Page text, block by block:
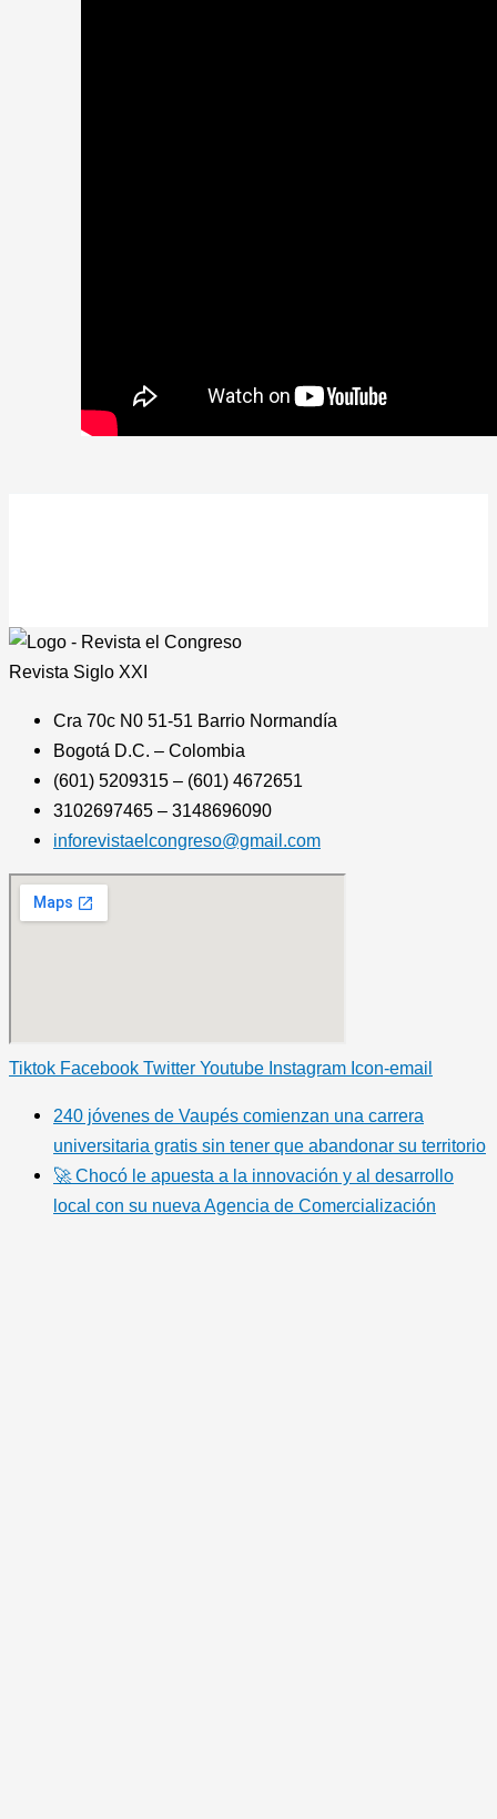
Revista Siglo XXI
Cra 70c N0 51-51 Barrio Normandía
Bogotá D.C. – Colombia
(601) 5209315 – (601) 4672651
3102697465 – 3148696090
inforevistaelcongreso@gmail.com
Tiktok Facebook Twitter Youtube Instagram Icon-email
240 jóvenes de Vaupés comienzan una carrera
universitaria gratis sin tener que abandonar su territorio
🚀 Chocó le apuesta a la innovación y al desarrollo
local con su nueva Agencia de Comercialización